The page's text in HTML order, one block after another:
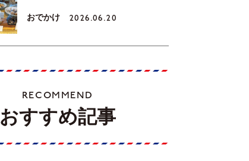
おでかけ 2026.06.20
RECOMMEND
おすすめ記事